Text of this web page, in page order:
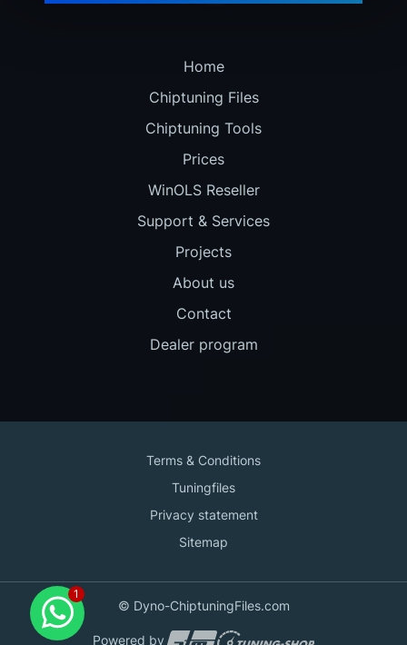
Home
Chiptuning Files
Chiptuning Tools
Prices
WinOLS Reseller
Support & Services
Projects
About us
Contact
Dealer program
Terms & Conditions
Tuningfiles
Privacy statement
Sitemap
© Dyno-ChiptuningFiles.com
Powered by
Contact us